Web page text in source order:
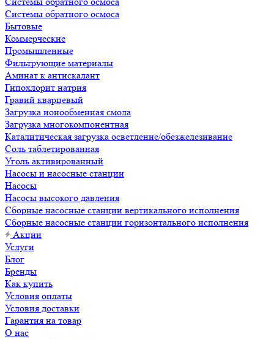
Системы обратного осмоса
Бытовые
Коммерческие
Промышленные
Фильтрующие материалы
Аминат к антискалант
Гипохлорит натрия
Гравий кварцевый
Загрузка ионообменная смола
Загрузка многокомпонентная
Каталитическая загрузка осветление/обезжелезивание
Соль таблетированная
Уголь активированный
Насосы и насосные станции
Насосы
Насосы высокого давления
Сборные насосные станции вертикального исполнения
Сборные насосные станции горизонтального исполнения
Акции
Услуги
Блог
Бренды
Как купить
Условия оплаты
Условия доставки
Гарантия на товар
О нас